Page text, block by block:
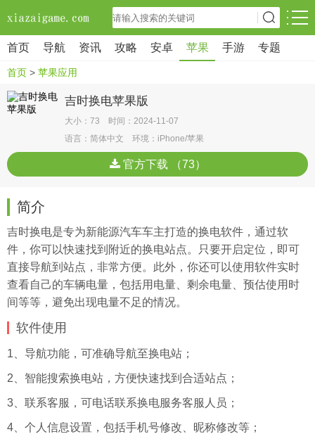
首页 导航 资讯 攻略 安卓 苹果 手游 专题
首页 > 苹果应用
吉时换电苹果版
大小：73 时间：2024-11-07
语言：简体中文 环境：iPhone/苹果
官方下载 （73）
简介
吉时换电是专为新能源汽车车主打造的换电软件，通过软
件，你可以快速找到附近的换电站点。只要开启定位，即可
直接导航到站点，非常方便。此外，你还可以使用软件实时
查看自己的车辆电量，包括用电量、剩余电量、预估使用时
间等等，避免出现电量不足的情况。
软件使用
1、导航功能，可准确导航至换电站；
2、智能搜索换电站，方便快速找到合适站点；
3、联系客服，可电话联系换电服务客服人员；
4、个人信息设置，包括手机号修改、昵称修改等；